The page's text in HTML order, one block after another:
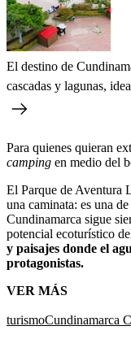
El destino de
cascadas y lagunas,
Para quienes quieran
camping en medio del
El Parque de Aventura
una caminata: es una
Cundinamarca sigue
potencial ecoturístico
y paisajes donde el
protagonistas.
VER MÁS
turismoCundinamarca